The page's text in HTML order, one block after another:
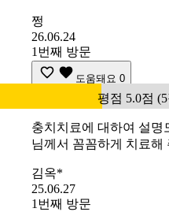
쩡
26.06.24
1번째 방문
도움돼요 0
평점 5.0점
충치치료에 대하여 설명
님께서 꼼꼼하게 치료해
김옥*
25.06.27
1번째 방문